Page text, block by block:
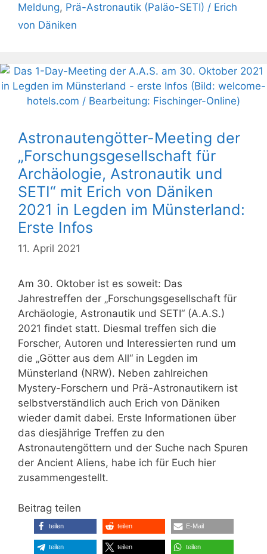
Meldung, Prä-Astronautik (Paläo-SETI) / Erich
von Däniken
Astronautengötter-Meeting der
„Forschungsgesellschaft für
Archäologie, Astronautik und
SETI“ mit Erich von Däniken
2021 in Legden im Münsterland:
Erste Infos
11. April 2021
Am 30. Oktober ist es soweit: Das
Jahrestreffen der „Forschungsgesellschaft für
Archäologie, Astronautik und SETI“ (A.A.S.)
2021 findet statt. Diesmal treffen sich die
Forscher, Autoren und Interessierten rund um
die „Götter aus dem All“ in Legden im
Münsterland (NRW). Neben zahlreichen
Mystery-Forschern und Prä-Astronautikern ist
selbstverständlich auch Erich von Däniken
wieder damit dabei. Erste Informationen über
das diesjährige Treffen zu den
Astronautengöttern und der Suche nach Spuren
der Ancient Aliens, habe ich für Euch hier
zusammengestellt.
Beitrag teilen
teilen teilen E-Mail
teilen teilen teilen